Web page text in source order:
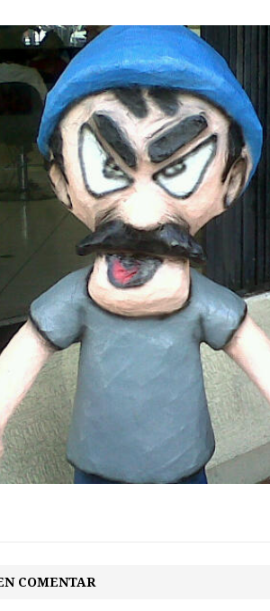
COMENTAR